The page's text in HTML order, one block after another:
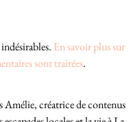
En savoir plus sur
sont traitées.
Amélie, créatrice de contenus